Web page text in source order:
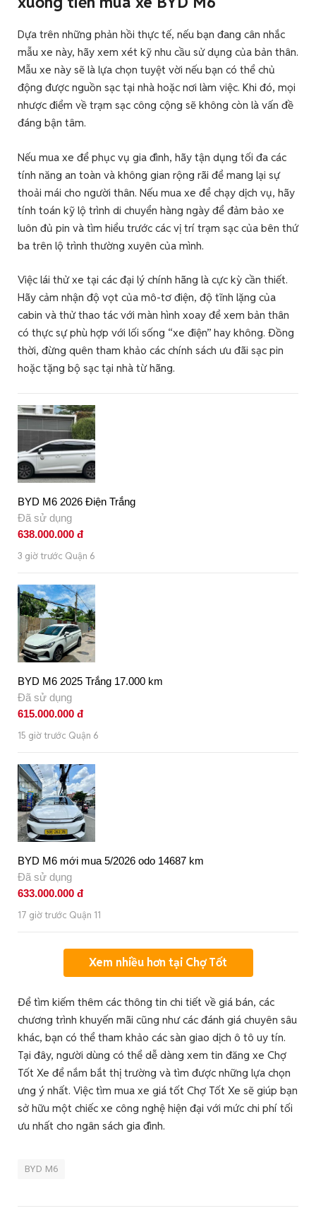
Dựa trên những phản hồi thực tế, nếu bạn đang cân nhắc
mẫu xe này, hãy xem xét kỹ nhu cầu sử dụng của bản thân.
Mẫu xe này sẽ là lựa chọn tuyệt vời nếu bạn có thể chủ
động được nguồn sạc tại nhà hoặc nơi làm việc. Khi đó, mọi
nhược điểm về trạm sạc công cộng sẽ không còn là vấn đề
đáng bận tâm.
Nếu mua xe để phục vụ gia đình, hãy tận dụng tối đa các
tính năng an toàn và không gian rộng rãi để mang lại sự
thoải mái cho người thân. Nếu mua xe để chạy dịch vụ, hãy
tính toán kỹ lộ trình di chuyển hàng ngày để đảm bảo xe
luôn đủ pin và tìm hiểu trước các vị trí trạm sạc của bên thứ
ba trên lộ trình thường xuyên của mình.
Việc lái thử xe tại các đại lý chính hãng là cực kỳ cần thiết.
Hãy cảm nhận độ vọt của mô-tơ điện, độ tĩnh lặng của
cabin và thử thao tác với màn hình xoay để xem bản thân
có thực sự phù hợp với lối sống “xe điện” hay không. Đồng
thời, đừng quên tham khảo các chính sách ưu đãi sạc pin
hoặc tặng bộ sạc tại nhà từ hãng.
BYD M6 2026 Điện Trắng
Đã sử dụng
638.000.000 đ
3 giờ trước Quận 6
BYD M6 2025 Trắng 17.000 km
Đã sử dụng
615.000.000 đ
15 giờ trước Quận 6
BYD M6 mới mua 5/2026 odo 14687 km
Đã sử dụng
633.000.000 đ
17 giờ trước Quận 11
Xem nhiều hơn tại Chợ Tốt
Để tìm kiếm thêm các thông tin chi tiết về giá bán, các
chương trình khuyến mãi cũng như các đánh giá chuyên sâu
khác, bạn có thể tham khảo các sàn giao dịch ô tô uy tín.
Tại đây, người dùng có thể dễ dàng xem tin đăng xe Chợ
Tốt Xe để nắm bắt thị trường và tìm được những lựa chọn
ưng ý nhất. Việc tìm mua xe giá tốt Chợ Tốt Xe sẽ giúp bạn
sở hữu một chiếc xe công nghệ hiện đại với mức chi phí tối
ưu nhất cho ngân sách gia đình.
BYD M6